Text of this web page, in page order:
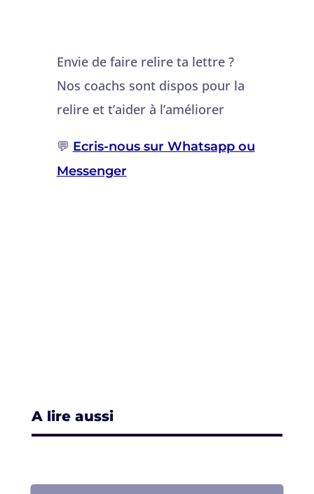
Envie de faire relire ta lettre ?
Nos coachs sont dispos pour la
relire et t’aider à l’améliorer
💬 Ecris-nous sur Whatsapp ou
Messenger
A lire aussi